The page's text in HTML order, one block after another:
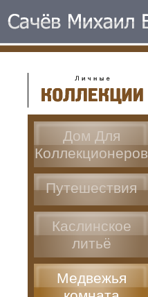
Дом Для
Коллекционеров
Путешествия
Каслинское
литьё
Медвежья